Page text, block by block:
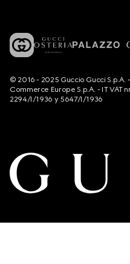
© 2016 - 2025 Guccio Gucci
Commerce Europe S.p.A. - IT VAT
2294/I/1936 y 5647/I/1936